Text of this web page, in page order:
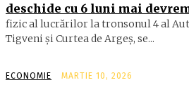
deschide cu 6 luni mai
fizic al lucrărilor la tronsonul 4 al
Tigveni şi Curtea de Argeş, se...
ECONOMIE MARTIE 10, 2026